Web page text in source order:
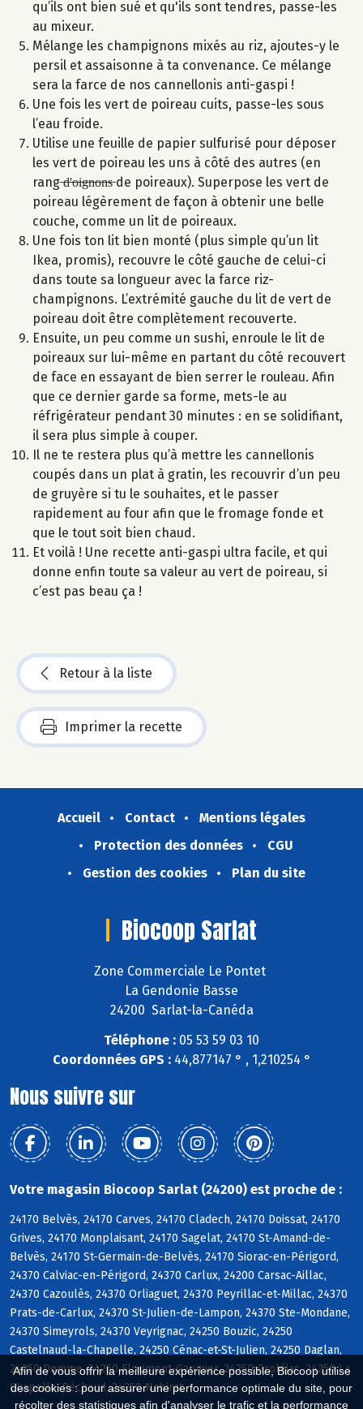
Afin de vous offrir la meilleure expérience possible, Biocoop utilise
des cookies : pour assurer une performance optimale du site, pour
récolter des statistiques afin d'analyser le trafic et la performance
qu’ils ont bien sué et qu'ils sont tendres, passe-les
au mixeur.
Mélange les champignons mixés au riz, ajoutes-y le
persil et assaisonne à ta convenance. Ce mélange
sera la farce de nos cannellonis anti-gaspi !
Une fois les vert de poireau cuits, passe-les sous
l’eau froide.
Utilise une feuille de papier sulfurisé pour déposer
les vert de poireau les uns à côté des autres (en
rang ̶d̶'̶o̶i̶g̶n̶o̶n̶s̶ de poireaux). Superpose les vert de
poireau légèrement de façon à obtenir une belle
couche, comme un lit de poireaux.
Une fois ton lit bien monté (plus simple qu’un lit
Ikea, promis), recouvre le côté gauche de celui-ci
dans toute sa longueur avec la farce riz-
champignons. L’extrémité gauche du lit de vert de
poireau doit être complètement recouverte.
Ensuite, un peu comme un sushi, enroule le lit de
poireaux sur lui-même en partant du côté recouvert
de face en essayant de bien serrer le rouleau. Afin
que ce dernier garde sa forme, mets-le au
réfrigérateur pendant 30 minutes : en se solidifiant,
il sera plus simple à couper.
Il ne te restera plus qu’à mettre les cannellonis
coupés dans un plat à gratin, les recouvrir d’un peu
de gruyère si tu le souhaites, et le passer
rapidement au four afin que le fromage fonde et
que le tout soit bien chaud.
Et voilà ! Une recette anti-gaspi ultra facile, et qui
donne enfin toute sa valeur au vert de poireau, si
c’est pas beau ça !
Retour à la liste
Imprimer la recette
Accueil Contact
Mentions légales
Protection des données
CGU
Gestion des cookies
Plan du site
Biocoop Sarlat
Zone Commerciale Le Pontet
La Gendonie Basse
24200 Sarlat-la-Canéda
Téléphone : 05 53 59 03 10
Coordonnées GPS :44,877147 ° , 1,210254 °
Nous suivre sur
Votre magasin Biocoop Sarlat (24200) est proche de :
24170 Belvès, 24170 Carves, 24170 Cladech, 24170 Doissat, 24170
Grives, 24170 Monplaisant, 24170 Sagelat, 24170 St-Amand-de-
Belvès, 24170 St-Germain-de-Belvès, 24170 Siorac-en-Périgord,
24370 Calviac-en-Périgord, 24370 Carlux, 24200 Carsac-Aillac,
24370 Cazoulès, 24370 Orliaguet, 24370 Peyrillac-et-Millac, 24370
Prats-de-Carlux, 24370 St-Julien-de-Lampon, 24370 Ste-Mondane,
24370 Simeyrols, 24370 Veyrignac, 24250 Bouzic, 24250
Castelnaud-la-Chapelle, 24250 Cénac-et-St-Julien, 24250 Daglan,
24250 Domme, 24250 Florimont-Gaumier, 24250 Groléjac, 24250 La
Chapelle-Péchaud, 24250 Nabirat